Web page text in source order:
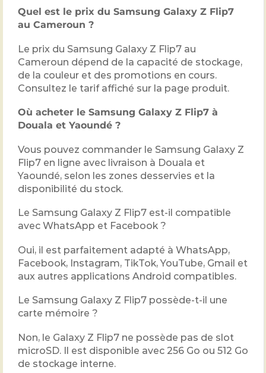
Quel est le prix du Samsung Galaxy Z Flip7
au Cameroun ?
Le prix du Samsung Galaxy Z Flip7 au
Cameroun dépend de la capacité de stockage,
de la couleur et des promotions en cours.
Consultez le tarif affiché sur la page produit.
Où acheter le Samsung Galaxy Z Flip7 à
Douala et Yaoundé ?
Vous pouvez commander le Samsung Galaxy Z
Flip7 en ligne avec livraison à Douala et
Yaoundé, selon les zones desservies et la
disponibilité du stock.
Le Samsung Galaxy Z Flip7 est-il compatible
avec WhatsApp et Facebook ?
Oui, il est parfaitement adapté à WhatsApp,
Facebook, Instagram, TikTok, YouTube, Gmail et
aux autres applications Android compatibles.
Le Samsung Galaxy Z Flip7 possède-t-il une
carte mémoire ?
Non, le Galaxy Z Flip7 ne possède pas de slot
microSD. Il est disponible avec 256 Go ou 512 Go
de stockage interne.